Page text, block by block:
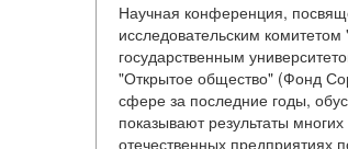
Научная конференция,
исследовательским
государственным
"Открытое общество" (Фонд
сфере за последние годы,
показывают результаты
отечественных предприятиях